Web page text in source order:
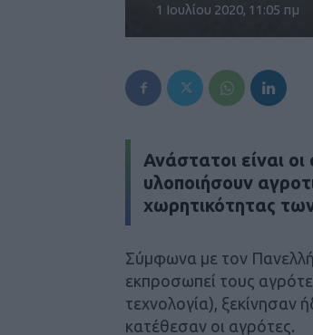
1 Ιουλίου 2020, 11:05 πμ
Ανάστατοι είναι
υλοποιήσουν
χωρητικότητας
Σύμφωνα με τον
εκπροσωπεί τους
τεχνολογία), ξεκίνησαν
κατέθεσαν οι αγρότες.